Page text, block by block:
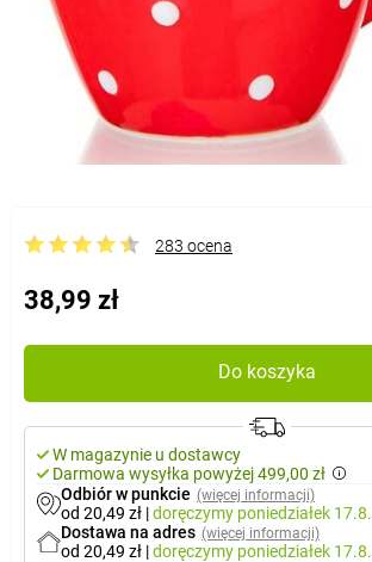
283 ocena
38,99 zł
Do koszyka
W magazynie u dostawcy
Darmowa wysyłka powyżej 499,00 zł
Odbiór w punkcie (więcej informacji)
od 20,49 zł |doręczymy poniedziałek 17.8.
Dostawa na adres (więcej informacji)
od 20,49 zł |doręczymy poniedziałek 17.8.